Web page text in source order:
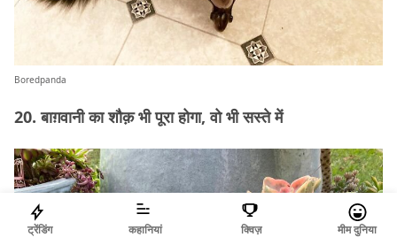
Boredpanda
20. बाग़वानी का शौक़ भी पूरा होगा, वो भी सस्ते में
ट्रेंडिंग कहानियां क्विज़ मीम दुनिया